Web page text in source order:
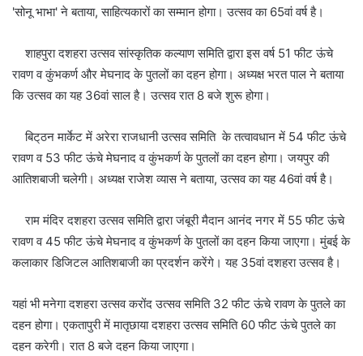
'सोनू भाभा' ने बताया, साहित्यकारों का सम्मान होगा। उत्सव का 65वां वर्ष है।
शाहपुरा दशहरा उत्सव सांस्कृतिक कल्याण समिति द्वारा इस वर्ष 51 फीट ऊंचे
रावण व कुंभकर्ण और मेघनाद के पुतलों का दहन होगा। अध्यक्ष भरत पाल ने बताया
कि उत्सव का यह 36वां साल है। उत्सव रात 8 बजे शुरू होगा।
बिट्‌ठन मार्केट में अरेरा राजधानी उत्सव समिति के तत्वावधान में 54 फीट ऊंचे
रावण व 53 फीट ऊंचे मेघनाद व कुंभकर्ण के पुतलों का दहन होगा। जयपुर की
आतिशबाजी चलेगी। अध्यक्ष राजेश व्यास ने बताया, उत्सव का यह 46वां वर्ष है।
राम मंदिर दशहरा उत्सव समिति द्वारा जंबूरी मैदान आनंद नगर में 55 फीट ऊंचे
रावण व 45 फीट ऊंचे मेघनाद व कुंभकर्ण के पुतलों का दहन किया जाएगा। मुंबई के
कलाकार डिजिटल आतिशबाजी का प्रदर्शन करेंगे। यह 35वां दशहरा उत्सव है।
यहां भी मनेगा दशहरा उत्सव करोंद उत्सव समिति 32 फीट ऊंचे रावण के पुतले का
दहन होगा। एकतापुरी में मातृछाया दशहरा उत्सव समिति 60 फीट ऊंचे पुतले का
दहन करेगी। रात 8 बजे दहन किया जाएगा।